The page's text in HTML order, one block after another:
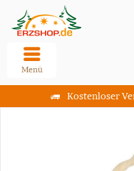
Kostenloser
Menü